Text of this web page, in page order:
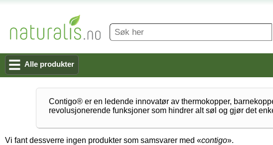
Alle produkter
Contigo® er en ledende innovatør av thermokopper,
revolusjonerende funksjoner som hindrer alt søl og gjør det
Vi fant dessverre ingen produkter som samsvarer med «contigo».